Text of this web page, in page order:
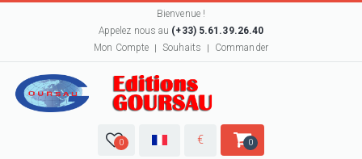
Bienvenue !
Appelez nous au (+33) 5.61.39.26.40
Mon Compte
Souhaits Commander
0 € 0